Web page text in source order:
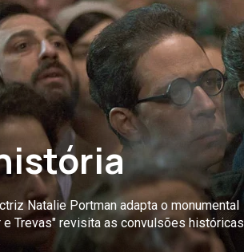
Natalie Portman adapta o monumental
Trevas" revisita as convulsões históricas